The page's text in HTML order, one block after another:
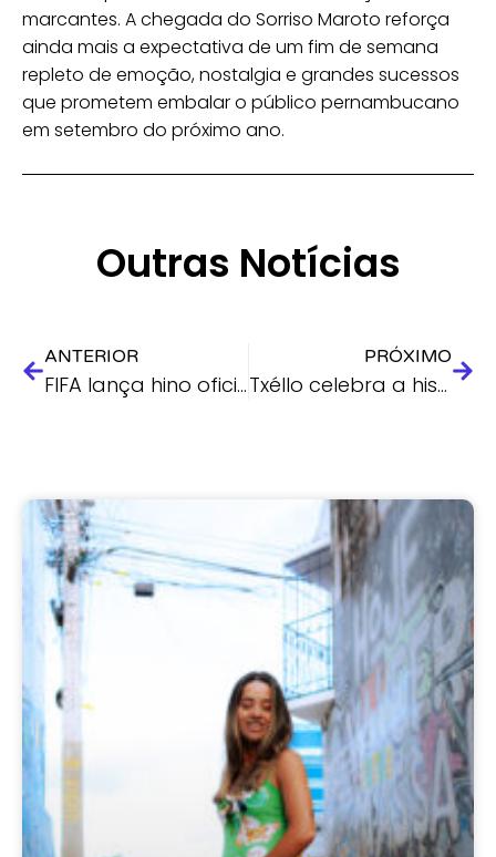
marcantes. A chegada do Sorriso Maroto reforça
ainda mais a expectativa de um fim de semana
repleto de emoção, nostalgia e grandes sucessos
que prometem embalar o público pernambucano
em setembro do próximo ano.
Outras Notícias
ANTERIOR
FIFA lança hino oficial da Copa do Mundo 2026 com Megan Thee Stallion, Andrea Bocelli e David Guetta
PRÓXIMO
Txéllo celebra a história do rock nacional em tributo cheio de energia e nostalgia